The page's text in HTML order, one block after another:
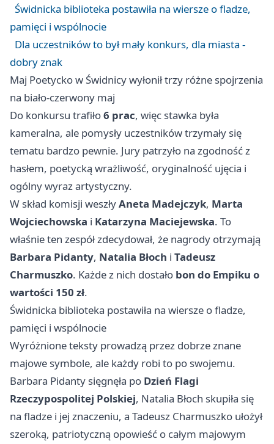
Świdnicka biblioteka postawiła na wiersze o fladze,
pamięci i wspólnocie
Dla uczestników to był mały konkurs, dla miasta -
dobry znak
Maj Poetycko w Świdnicy wyłonił trzy różne spojrzenia
na biało-czerwony maj
Do konkursu trafiło6 prac, więc stawka była
kameralna, ale pomysły uczestników trzymały się
tematu bardzo pewnie. Jury patrzyło na zgodność z
hasłem, poetycką wrażliwość, oryginalność ujęcia i
ogólny wyraz artystyczny.
W skład komisji weszłyAneta Madejczyk, Marta
Wojciechowska i Katarzyna Maciejewska. To
właśnie ten zespół zdecydował, że nagrody otrzymają
Barbara Pidanty, Natalia Błoch i Tadeusz
Charmuszko. Każde z nich dostało bon do Empiku o
wartości 150 zł.
Świdnicka biblioteka postawiła na wiersze o fladze,
pamięci i wspólnocie
Wyróżnione teksty prowadzą przez dobrze znane
majowe symbole, ale każdy robi to po swojemu.
Barbara Pidanty sięgnęła po Dzień Flagi
Rzeczypospolitej Polskiej, Natalia Błoch skupiła się
na fladze i jej znaczeniu, a Tadeusz Charmuszko ułożył
szeroką, patriotyczną opowieść o całym majowym